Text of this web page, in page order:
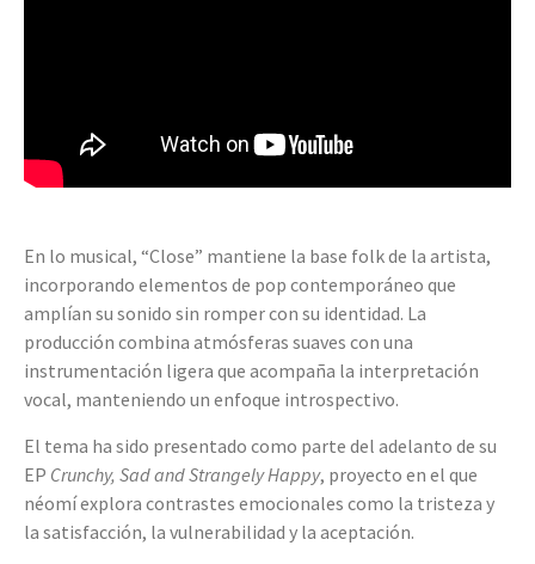
En lo musical, “Close” mantiene la base folk de la artista,
incorporando elementos de pop contemporáneo que
amplían su sonido sin romper con su identidad. La
producción combina atmósferas suaves con una
instrumentación ligera que acompaña la interpretación
vocal, manteniendo un enfoque introspectivo.
El tema ha sido presentado como parte del adelanto de su
EP Crunchy, Sad and Strangely Happy, proyecto en el que
néomí explora contrastes emocionales como la tristeza y
la satisfacción, la vulnerabilidad y la aceptación.